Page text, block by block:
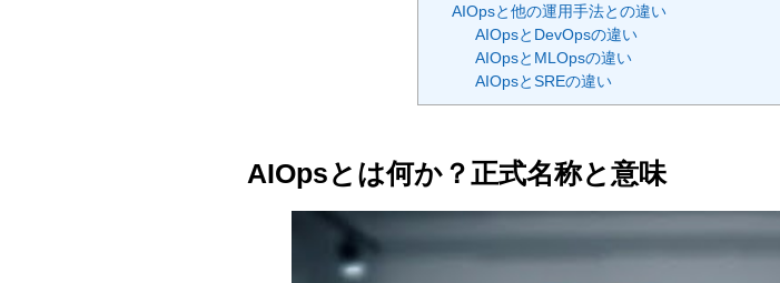
AIOpsと他の運用手法との違い
AIOpsとDevOpsの違い
AIOpsとMLOpsの違い
AIOpsとSREの違い
AIOpsとは何か？正式名称と意味